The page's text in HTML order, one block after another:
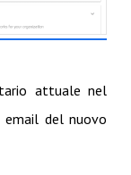
attuale nel
email del nuovo